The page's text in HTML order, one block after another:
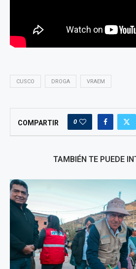
CUSCO DROGA VRAEM
COMPARTIR 0
TAMBIÉN TE PUEDE